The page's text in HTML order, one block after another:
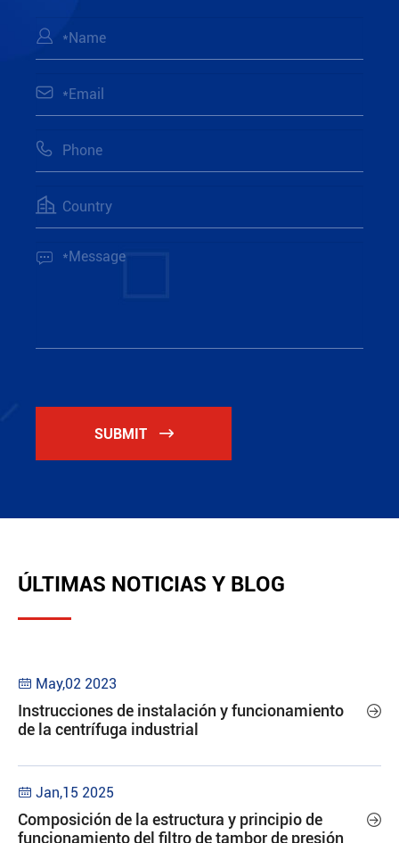





SUBMIT 
ÚLTIMAS NOTICIAS Y BLOG
 May,02 2023
Instrucciones de instalación y funcionamiento
de la centrífuga industrial

 Jan,15 2025
Composición de la estructura y principio de
funcionamiento del filtro de tambor de presión
